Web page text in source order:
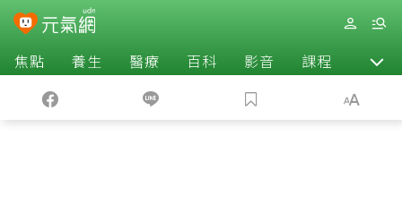
焦點 養生 醫療 百科 影音 課程 退休